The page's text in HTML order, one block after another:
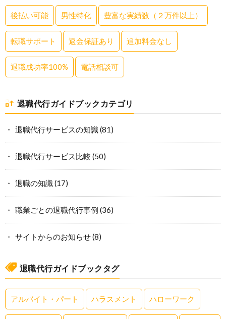
後払い可能 男性特化 豊富な実績数（２万件以上）
転職サポート 返金保証あり 追加料金なし
退職成功率100% 電話相談可
退職代行ガイドブックカテゴリ
退職代行サービスの知識(81)
退職代行サービス比較 (50)
退職の知識(17)
職業ごとの退職代行事例 (36)
サイトからのお知らせ(8)
退職代行ガイドブックタグ
アルバイト・パート ハラスメント ハローワーク